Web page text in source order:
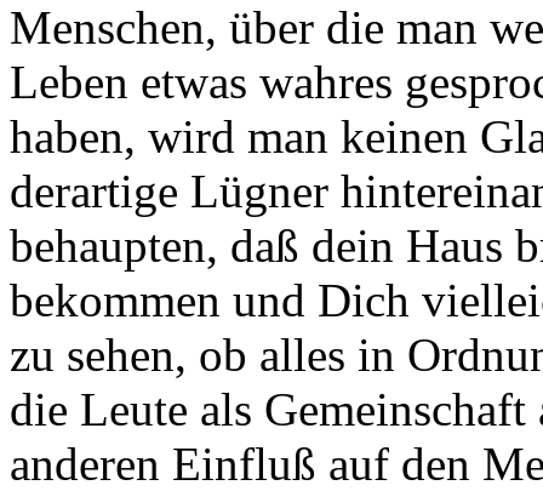
Menschen, über die man
Leben etwas wahres
haben, wird man keinen
derartige Lügner
behaupten, daß dein Haus
bekommen und Dich
zu sehen, ob alles in
die Leute als
anderen Einfluß auf den